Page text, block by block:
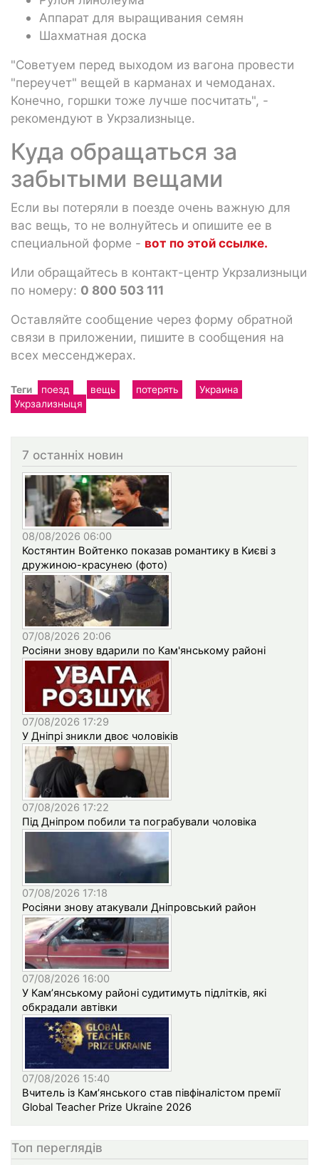
Аппарат для выращивания семян
Шахматная доска
"Советуем перед выходом из вагона провести
"переучет" вещей в карманах и чемоданах.
Конечно, горшки тоже лучше посчитать", -
рекомендуют в Укрзализныце.
Куда обращаться за
забытыми вещами
Если вы потеряли в поезде очень важную для
вас вещь, то не волнуйтесь и опишите ее в
специальной форме - вот по этой ссылке.
Или обращайтесь в контакт-центр Укрзализныци
по номеру: 0 800 503 111
Оставляйте сообщение через форму обратной
связи в приложении, пишите в сообщения на
всех мессенджерах.
Теги поезд вещь потерять
Украина
Укрзализныця
7 останніх новин
08/08/2026 06:00
Костянтин Войтенко показав романтику в Києві з
дружиною-красунею (фото)
07/08/2026 20:06
Росіяни знову вдарили по Кам'янському районі
07/08/2026 17:29
У Дніпрі зникли двоє чоловіків
07/08/2026 17:22
Під Дніпром побили та пограбували чоловіка
07/08/2026 17:18
Росіяни знову атакували Дніпровський район
07/08/2026 16:00
У Кам’янському районі судитимуть підлітків, які
обкрадали автівки
07/08/2026 15:40
Вчитель із Кам’янського став півфіналістом премії
Global Teacher Prize Ukraine 2026
Топ переглядів